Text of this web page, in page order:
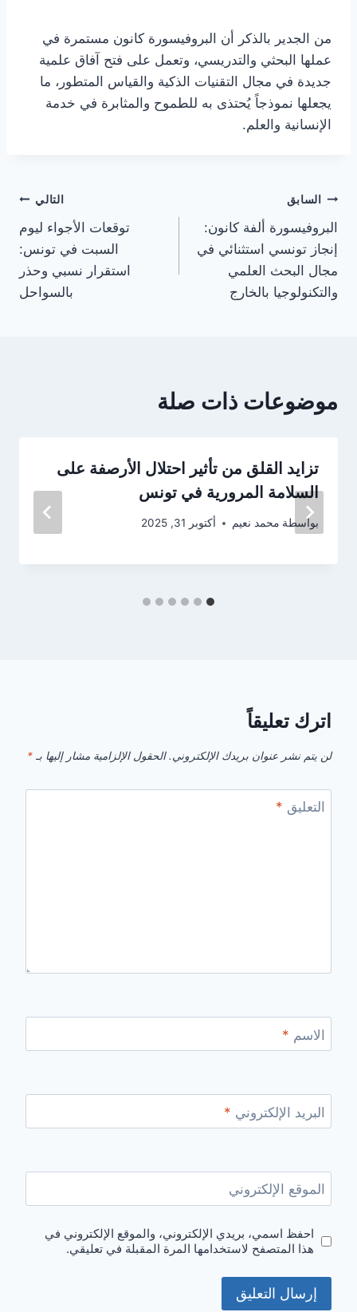
من الجدير بالذكر أن البروفيسورة كانون مستمرة في
عملها البحثي والتدريسي، وتعمل على فتح آفاق علمية
جديدة في مجال التقنيات الذكية والقياس المتطور، ما
يجعلها نموذجاً يُحتذى به للطموح والمثابرة في خدمة
الإنسانية والعلم.
تصفّح
المقالات
السابق
البروفيسورة ألفة كانون:
إنجاز تونسي استثنائي في
مجال البحث العلمي
والتكنولوجيا بالخارج
التالي
توقعات الأجواء ليوم
السبت في تونس:
استقرار نسبي وحذر
بالسواحل
موضوعات ذات صلة
تزايد القلق من تأثير احتلال الأرصفة على
السلامة المرورية في تونس
بواسطة محمد نعيم أكتوبر 31, 2025
اترك تعليقاً
لن يتم نشر عنوان بريدك الإلكتروني. الحقول الإلزامية مشار إليها بـ *
التعليق *
الاسم *
البريد الإلكتروني *
الموقع الإلكتروني
احفظ اسمي، بريدي الإلكتروني، والموقع الإلكتروني في
هذا المتصفح لاستخدامها المرة المقبلة في تعليقي.